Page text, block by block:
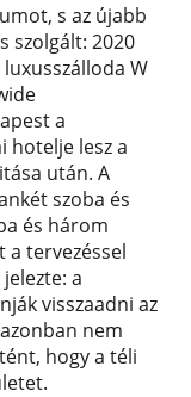
s az újabb
szolgált: 2020
W
a
hotelje lesz a
után. A
szoba és
és három
tervezéssel
a
visszaadni az
nem
hogy a téli